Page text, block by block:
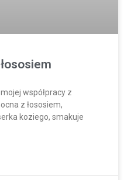
współpracy z
z łososiem,
koziego, smakuje